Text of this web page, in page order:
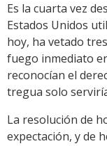
Es la cuarta vez
Estados Unidos
hoy, ha vetado
fuego inmediato
reconocían el
tregua solo
La resolución de
expectación, y de